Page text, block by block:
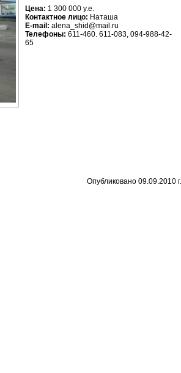
Цена: 1 300 000 у.е.
Контактное лицо: Наташа
E-mail: alena_shid@mail.ru
Телефоны: 611-460. 611-083, 094-988-42-
65
Опубликовано 09.09.2010 г.